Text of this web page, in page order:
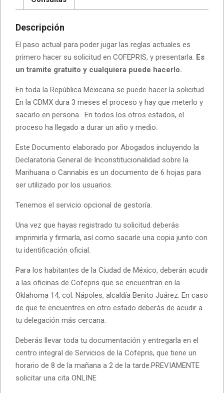
Descripción
El paso actual para poder jugar las reglas actuales es
primero hacer su solicitud en COFEPRIS, y presentarla. Es
un tramite gratuito y cualquiera puede hacerlo.
En toda la República Mexicana se puede hacer la solicitud.
En la CDMX dura 3 meses el proceso y hay que meterlo y
sacarlo en persona. En todos los otros estados, el
proceso ha llegado a durar un año y medio.
Este Documento elaborado por Abogados incluyendo la
Declaratoria General de Inconstitucionalidad sobre la
Marihuana o Cannabis es un documento de 6 hojas para
ser utilizado por los usuarios.
Tenemos el servicio opcional de gestoría.
Una vez que hayas registrado tu solicitud deberás
imprimirla y firmarla, así como sacarle una copia junto con
tu identificación oficial.
Para los habitantes de la Ciudad de México, deberán acudir
a las oficinas de Cofepris que se encuentran en la
Oklahoma 14, col. Nápoles, alcaldía Benito Juárez. En caso
de que te encuentres en otro estado deberás de acudir a
tu delegación más cercana.
Deberás llevar toda tu documentación y entregarla en el
centro integral de Servicios de la Cofepris, que tiene un
horario de 8 de la mañana a 2 de la tarde.PREVIAMENTE
solicitar una cita ONLINE